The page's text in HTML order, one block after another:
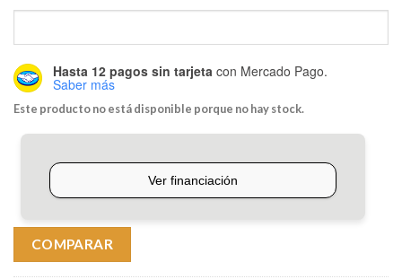
Hasta 12 pagos sin tarjeta con Mercado Pago.
Saber más
Este producto no está disponible porque no hay stock.
COMPARAR